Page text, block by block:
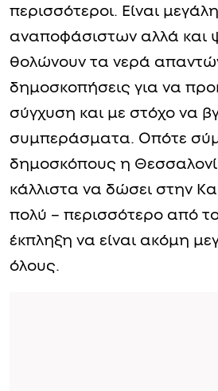
περισσότεροι. Είναι
αναποφάσιστων αλλά
θολώνουν τα νερά
δημοσκοπήσεις για να
σύγχυση και με στόχο να
συμπεράσματα. Οπότε
δημοσκόπους η
κάλλιστα να δώσει στην
πολύ – περισσότερο από το
έκπληξη να είναι ακόμη
όλους.